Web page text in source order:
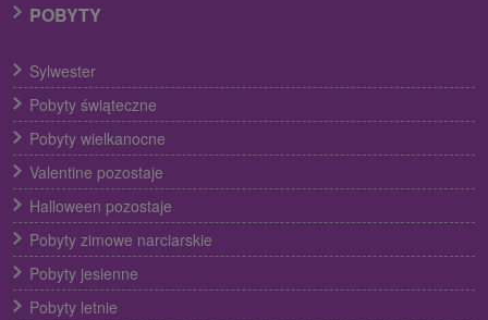
POBYTY
Sylwester
Pobyty świąteczne
Pobyty wielkanocne
Valentine pozostaje
Halloween pozostaje
Pobyty zimowe narciarskie
Pobyty jesienne
Pobyty letnie